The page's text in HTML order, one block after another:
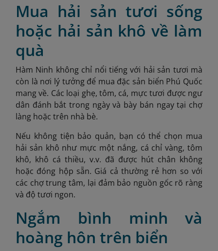
Mua hải sản tươi sống
hoặc hải sản khô về làm
quà
Hàm Ninh không chỉ nổi tiếng với hải sản tươi mà
còn là nơi lý tưởng để mua đặc sản biển Phú Quốc
mang về. Các loại ghẹ, tôm, cá, mực tươi được ngư
dân đánh bắt trong ngày và bày bán ngay tại chợ
làng hoặc trên nhà bè.
Nếu không tiện bảo quản, bạn có thể chọn mua
hải sản khô như mực một nắng, cá chỉ vàng, tôm
khô, khô cá thiều, v.v. đã được hút chân không
hoặc đóng hộp sẵn. Giá cả thường rẻ hơn so với
các chợ trung tâm, lại đảm bảo nguồn gốc rõ ràng
và độ tươi ngon.
Ngắm bình minh và
hoàng hôn trên biển